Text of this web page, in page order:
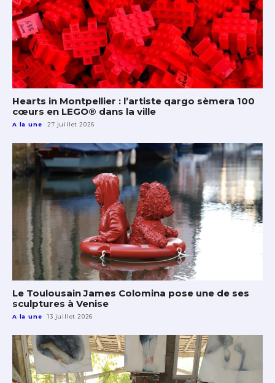
Hearts in Montpellier : l’artiste qargo sèmera 100
cœurs en LEGO® dans la ville
A la une 27 juillet 2026
Le Toulousain James Colomina pose une de ses
sculptures à Venise
A la une 13 juillet 2026